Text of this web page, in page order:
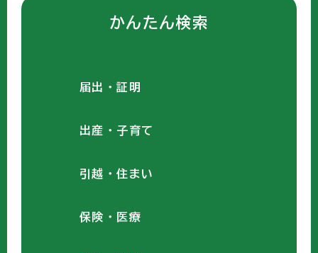
かんたん検索
届出・証明
出産・子育て
引越・住まい
保険・医療